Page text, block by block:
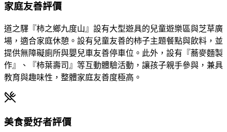
家庭友善評價
道之驛『柿之鄉九度山』設有大型遊具的兒童遊樂區與芝草廣
場，適合家庭休憩。設有兒童友善的柿子主題餐點與飲料，並
提供無障礙廁所與嬰兒車友善停車位。此外，設有『蕎麥麵製
作』、『柿葉壽司』等互動體驗活動，讓孩子親手參與，兼具
教育與趣味性，整體家庭友善度極高。
美食愛好者評價